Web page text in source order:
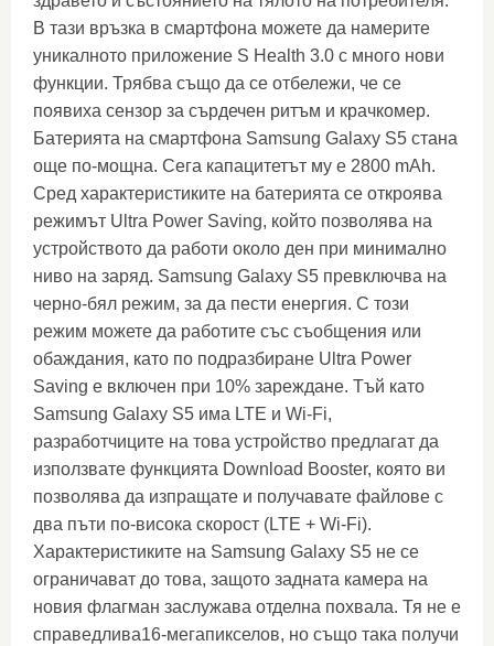
В тази връзка в смартфона можете да намерите
уникалното приложение S Health 3.0 с много нови
функции. Трябва също да се отбележи, че се
появиха сензор за сърдечен ритъм и крачкомер.
Батерията на смартфона Samsung Galaxy S5 стана
още по-мощна. Сега капацитетът му е 2800 mAh.
Сред характеристиките на батерията се откроява
режимът Ultra Power Saving, който позволява на
устройството да работи около ден при минимално
ниво на заряд. Samsung Galaxy S5 превключва на
черно-бял режим, за да пести енергия. С този
режим можете да работите със съобщения или
обаждания, като по подразбиране Ultra Power
Saving е включен при 10% зареждане. Тъй като
Samsung Galaxy S5 има LTE и Wi-Fi,
разработчиците на това устройство предлагат да
използвате функцията Download Booster, която ви
позволява да изпращате и получавате файлове с
два пъти по-висока скорост (LTE + Wi-Fi).
Характеристиките на Samsung Galaxy S5 не се
ограничават до това, защото задната камера на
новия флагман заслужава отделна похвала. Тя не е
справедлива16-мегапикселов, но също така получи